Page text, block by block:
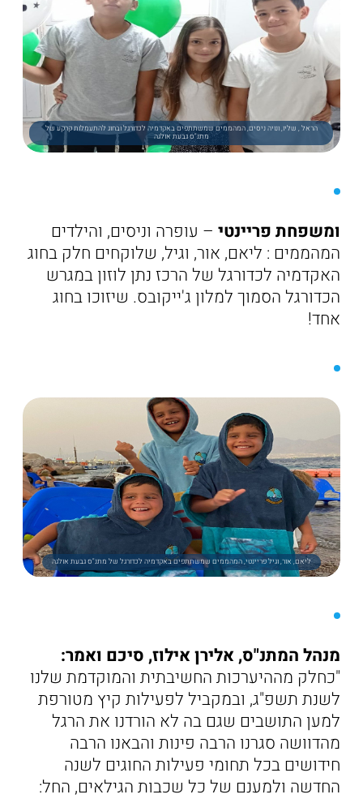
הראל , שליו, ונויה ניסים, המהממים שמשתתפים באקדמיה לכדורגל ובחוג להתעמלות קרקע של
מתנ"ס גבעת אולגה
ומשפחת פריינטי– עופרה וניסים, והילדים
המהממים : ליאם, אור, וגיל, שלוקחים חלק בחוג
האקדמיה לכדורגל של הרכז נתן לוזון במגרש
הכדורגל הסמוך למלון ג'ייקובס. שיזוכו בחוג
אחד!
ליאם, אור, וגיל פריינטי, המהממים שמשתתפים באקדמיה לכדורגל של מתנ"ס גבעת אולגה
מנהל המתנ"ס, אלירן אילוז, סיכם ואמר:
"כחלק מההיערכות החשיבתית והמוקדמת שלנו
לשנת תשפ"ג, ובמקביל לפעילות קיץ מטורפת
למען התושבים שגם בה לא הורדנו את הרגל
מהדוושה סגרנו הרבה פינות והבאנו הרבה
חידושים בכל תחומי פעילות החוגים לשנה
החדשה ולמענם של כל שכבות הגילאים, החל: